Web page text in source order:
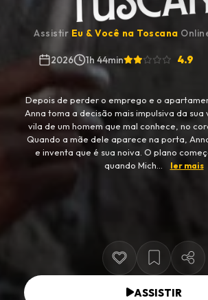
Assistir Eu & Você na Toscana
2026 1h 44min 4.9
Depois de perder o emprego e o
Anna toma a decisão mais impulsiva da sua
vila de um homem que mal conhece, no
Quando a mãe dele aparece na porta,
e inventa que é sua noiva. O plano
quando Mich...
ler mais
ASSISTIR